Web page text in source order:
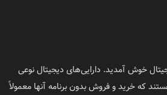
خوش آمدید. دارایی‌های دیجیتال نوعی
که خرید و فروش بدون برنامه آنها معمولاً